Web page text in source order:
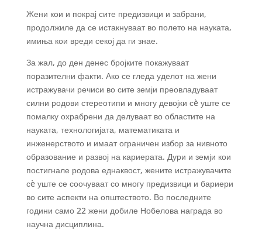
Жени кои и покрај сите предизвици и забрани,
продолжиле да се истакнуваат во полето на науката,
имиња кои вреди секој да ги знае.
За жал, до ден денес бројките покажуваат
поразителни факти. Ако се гледа уделот на жени
истражувачи речиси во сите земји преовладуваат
силни родови стереотипи и многу девојки сè уште се
помалку охрабрени да делуваат во областите на
науката, технологијата, математиката и
инженерството и имаат ограничен избор за нивното
образование и развој на кариерата. Дури и земји кои
постигнале родова еднаквост, жените истражувачите
сè уште се соочуваат со многу предизвици и бариери
во сите аспекти на општеството. Во последните
години само 22 жени добиле Нобелова награда во
научна дисциплина.